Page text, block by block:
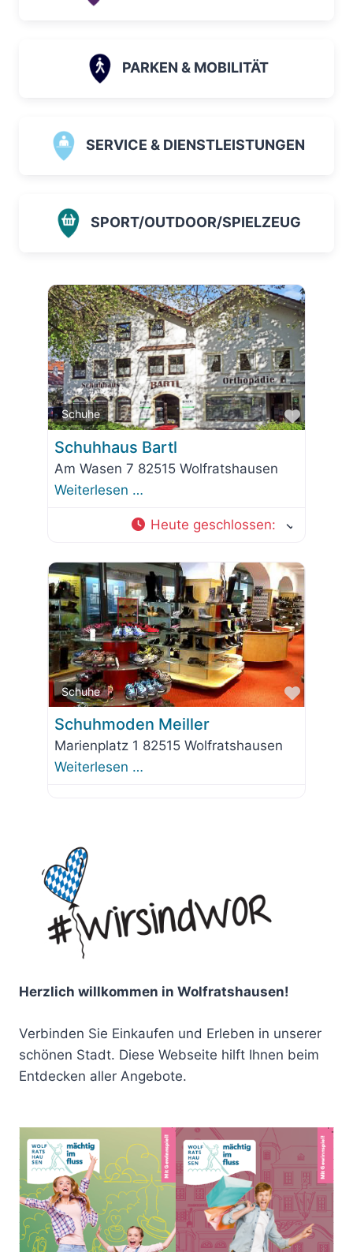
PARKEN & MOBILITÄT
SERVICE & DIENSTLEISTUNGEN
SPORT/OUTDOOR/SPIELZEUG
Schuhe
Favorit
Schuhhaus Bartl
Am Wasen 7 82515 Wolfratshausen
Weiterlesen …
Heute geschlossen:
Schuhe
Favorit
Schuhmoden Meiller
Marienplatz 1 82515 Wolfratshausen
Weiterlesen …
Herzlich willkommen in Wolfratshausen!
Verbinden Sie Einkaufen und Erleben in unserer
schönen Stadt. Diese Webseite hilft Ihnen beim
Entdecken aller Angebote.